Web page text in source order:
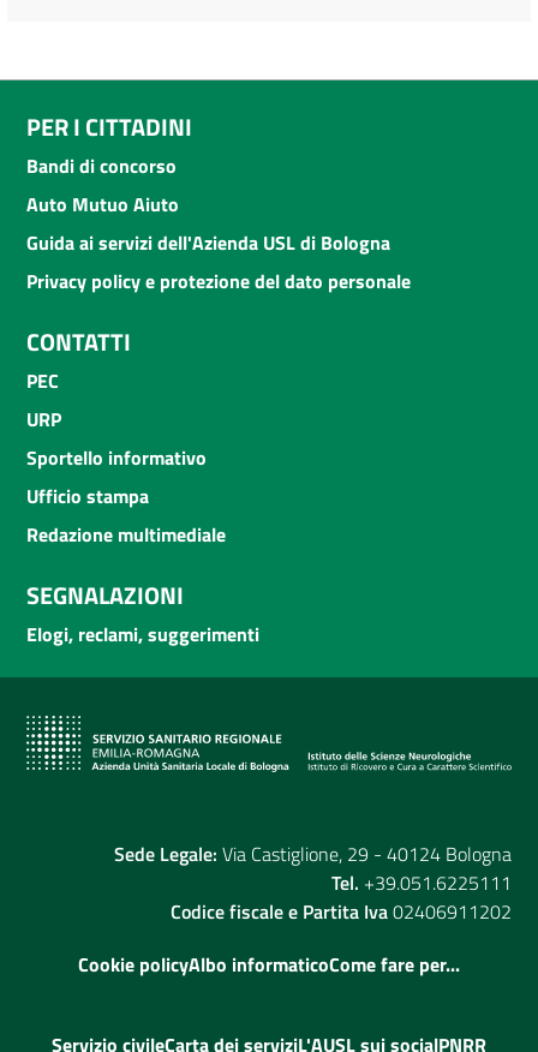
PER I CITTADINI
Bandi di concorso
Auto Mutuo Aiuto
Guida ai servizi dell'Azienda USL di Bologna
Privacy policy e protezione del dato personale
CONTATTI
PEC
URP
Sportello informativo
Ufficio stampa
Redazione multimediale
SEGNALAZIONI
Elogi, reclami, suggerimenti
Sede Legale: Via Castiglione, 29 - 40124 Bologna
Tel. +39.051.6225111
Codice fiscale e Partita Iva02406911202
Cookie policyAlbo informaticoCome fare per...
Servizio civileCarta dei serviziL'AUSL sui socialPNRR